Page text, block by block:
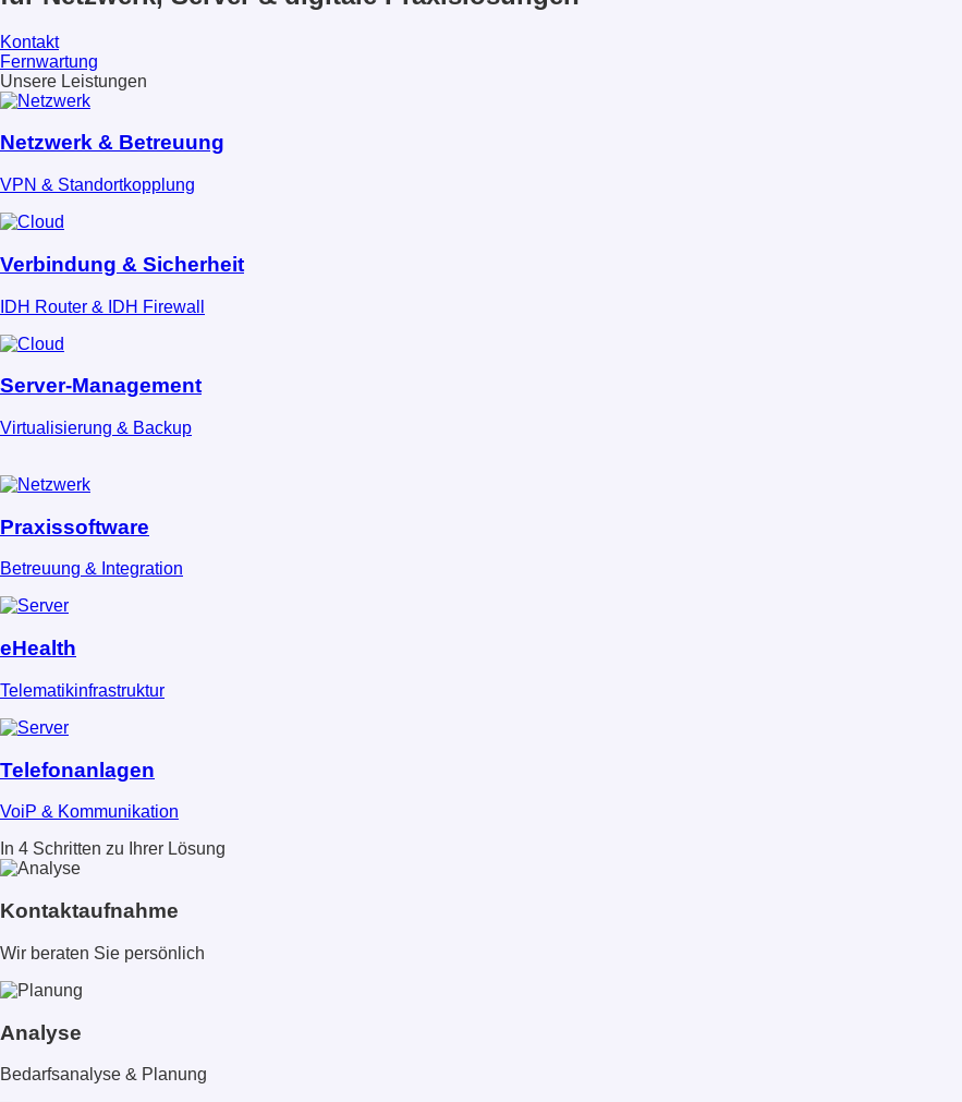
Kontakt
Fernwartung
Unsere Leistungen
Netzwerk & Betreuung
VPN & Standortkopplung
Verbindung & Sicherheit
IDH Router & IDH Firewall
Server-Management
Virtualisierung & Backup
Praxissoftware
Betreuung & Integration
eHealth
Telematikinfrastruktur
Telefonanlagen
VoiP & Kommunikation
In 4 Schritten zu Ihrer Lösung
Kontaktaufnahme
Wir beraten Sie persönlich
Analyse
Bedarfsanalyse & Planung